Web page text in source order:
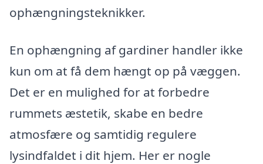
ophængningsteknikker.
En ophængning af gardiner handler ikke
kun om at få dem hængt op på væggen.
Det er en mulighed for at forbedre
rummets æstetik, skabe en bedre
atmosfære og samtidig regulere
lysindfaldet i dit hjem. Her er nogle